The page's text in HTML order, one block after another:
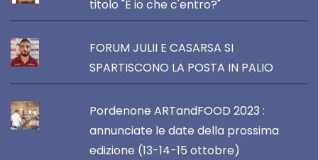
titolo "E io che c'entro?"
FORUM JULII E CASARSA SI
SPARTISCONO LA POSTA IN PALIO
Pordenone ARTandFOOD 2023 :
annunciate le date della prossima
edizione (13-14-15 ottobre)